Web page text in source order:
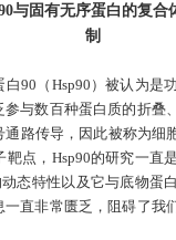
与固有无序蛋白的复
制
90（Hsp90）被认为是
与数百种蛋白质的折叠
路传导，因此被称为细
靶点，Hsp90的研究一直
态特性以及它与底物蛋
直非常匮乏，阻碍了我